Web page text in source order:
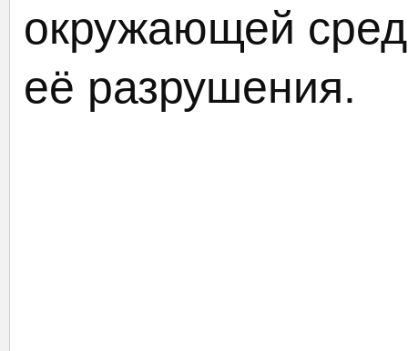
окружающей
её разрушения.